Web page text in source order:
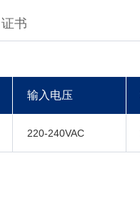
证书
输入电压
220-240VAC